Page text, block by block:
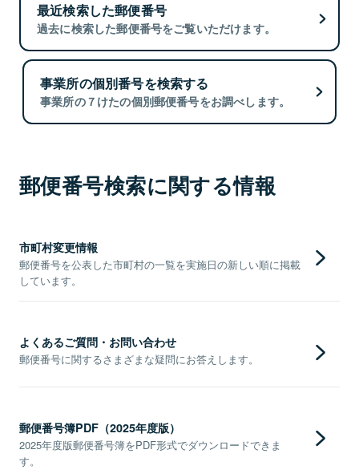
最近検索した郵便番号
過去に検索した郵便番号をご覧いただけます。
事業所の個別番号を検索する
事業所の７けたの個別郵便番号をお調べします。
郵便番号検索に関する情報
市町村変更情報
郵便番号を公表した市町村の一覧を実施日の新しい順に掲載
しています。
よくあるご質問・お問い合わせ
郵便番号に関するさまざまな疑問にお答えします。
郵便番号簿PDF（2025年度版）
2025年度版郵便番号簿をPDF形式でダウンロードできま
す。